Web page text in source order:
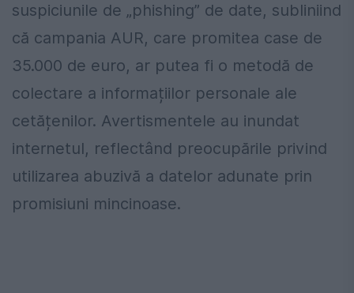
suspiciunile de „phishing” de date, subliniind
că campania AUR, care promitea case de
35.000 de euro, ar putea fi o metodă de
colectare a informațiilor personale ale
cetățenilor. Avertismentele au inundat
internetul, reflectând preocupările privind
utilizarea abuzivă a datelor adunate prin
promisiuni mincinoase.